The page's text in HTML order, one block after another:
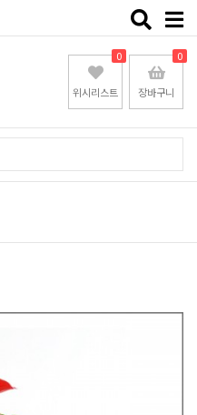
Toggle
위시리스트
0
장바구니
0